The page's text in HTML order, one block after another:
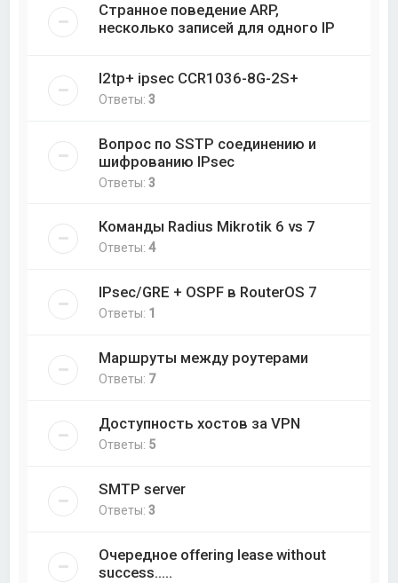
Странное поведение ARP,
несколько записей для одного IP
l2tp+ ipsec CCR1036-8G-2S+
Ответы:3
Вопрос по SSTP соединению и
шифрованию IPsec
Ответы:3
Команды Radius Mikrotik 6 vs 7
Ответы:4
IPsec/GRE + OSPF в RouterOS 7
Ответы: 1
Маршруты между роутерами
Ответы: 7
Доступность хостов за VPN
Ответы: 5
SMTP server
Ответы:3
Очередное offering lease without
success.....